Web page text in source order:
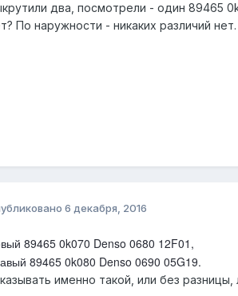
два, посмотрели - один 89465
По наружности - никаких различий нет.
6 декабря, 2016
89465 0k070 Denso 0680 12F01,
89465 0k080 Denso 0690 05G19.
именно такой, или без